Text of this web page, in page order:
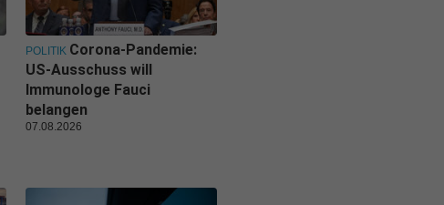
POLITIK Corona-Pandemie:
US-Ausschuss will
Immunologe Fauci
belangen
07.08.2026